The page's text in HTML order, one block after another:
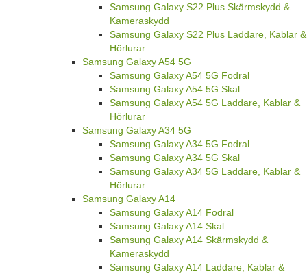
Samsung Galaxy S22 Plus Skärmskydd &
Kameraskydd
Samsung Galaxy S22 Plus Laddare, Kablar &
Hörlurar
Samsung Galaxy A54 5G
Samsung Galaxy A54 5G Fodral
Samsung Galaxy A54 5G Skal
Samsung Galaxy A54 5G Laddare, Kablar &
Hörlurar
Samsung Galaxy A34 5G
Samsung Galaxy A34 5G Fodral
Samsung Galaxy A34 5G Skal
Samsung Galaxy A34 5G Laddare, Kablar &
Hörlurar
Samsung Galaxy A14
Samsung Galaxy A14 Fodral
Samsung Galaxy A14 Skal
Samsung Galaxy A14 Skärmskydd &
Kameraskydd
Samsung Galaxy A14 Laddare, Kablar &